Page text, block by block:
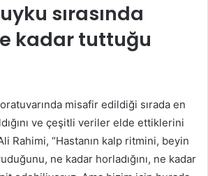
sırasında
kadar tuttuğu
misafir edildiği sırada en
ve çeşitli veriler elde ettiklerini
Rahimi, “Hastanın kalp ritmini, beyin
ne kadar horladığını, ne kadar